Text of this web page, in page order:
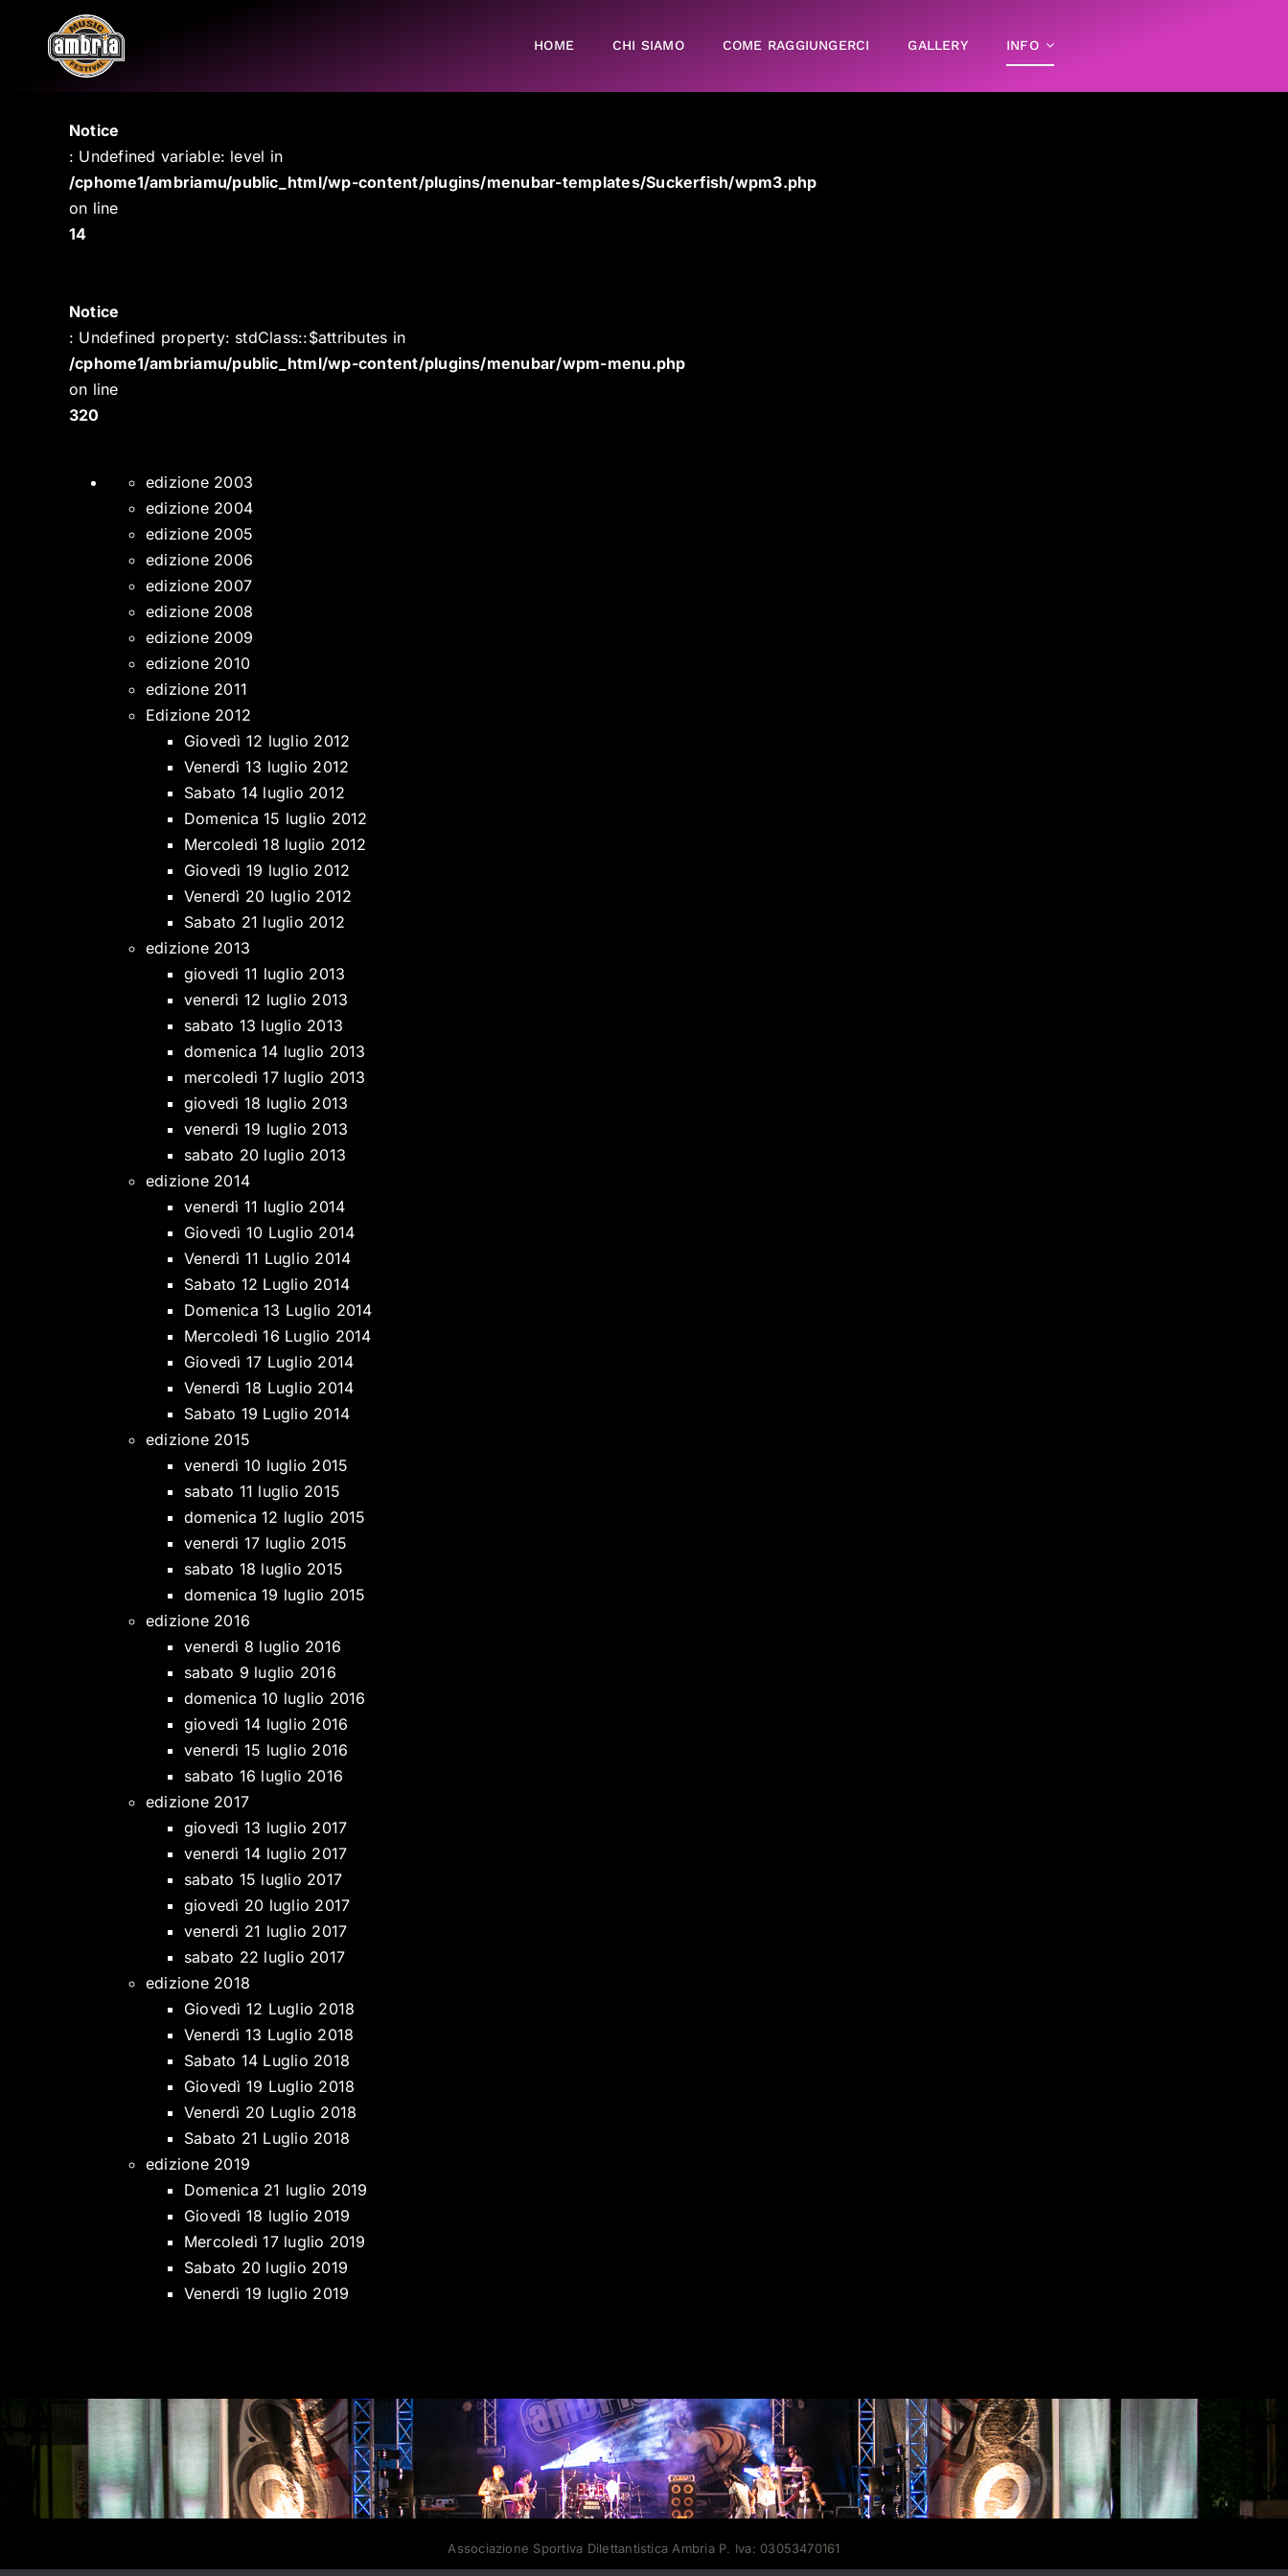
contenuto
HOME CHI SIAMO COME RAGGIUNGERCI GALLERY INFO
Notice
: Undefined variable: level in
/cphome1/ambriamu/public_html/wp-content/plugins/menubar-templates/Suckerfish/wpm3.php
on line
14
Notice
: Undefined property: stdClass::$attributes in
/cphome1/ambriamu/public_html/wp-content/plugins/menubar/wpm-menu.php
on line
320
edizione 2003
edizione 2004
edizione 2005
edizione 2006
edizione 2007
edizione 2008
edizione 2009
edizione 2010
edizione 2011
Edizione 2012
Giovedì 12 luglio 2012
Venerdì 13 luglio 2012
Sabato 14 luglio 2012
Domenica 15 luglio 2012
Mercoledì 18 luglio 2012
Giovedì 19 luglio 2012
Venerdì 20 luglio 2012
Sabato 21 luglio 2012
edizione 2013
giovedì 11 luglio 2013
venerdì 12 luglio 2013
sabato 13 luglio 2013
domenica 14 luglio 2013
mercoledì 17 luglio 2013
giovedì 18 luglio 2013
venerdì 19 luglio 2013
sabato 20 luglio 2013
edizione 2014
venerdì 11 luglio 2014
Giovedì 10 Luglio 2014
Venerdì 11 Luglio 2014
Sabato 12 Luglio 2014
Domenica 13 Luglio 2014
Mercoledì 16 Luglio 2014
Giovedì 17 Luglio 2014
Venerdì 18 Luglio 2014
Sabato 19 Luglio 2014
edizione 2015
venerdì 10 luglio 2015
sabato 11 luglio 2015
domenica 12 luglio 2015
venerdì 17 luglio 2015
sabato 18 luglio 2015
domenica 19 luglio 2015
edizione 2016
venerdì 8 luglio 2016
sabato 9 luglio 2016
domenica 10 luglio 2016
giovedì 14 luglio 2016
venerdì 15 luglio 2016
sabato 16 luglio 2016
edizione 2017
giovedì 13 luglio 2017
venerdì 14 luglio 2017
sabato 15 luglio 2017
giovedì 20 luglio 2017
venerdì 21 luglio 2017
sabato 22 luglio 2017
edizione 2018
Giovedì 12 Luglio 2018
Venerdì 13 Luglio 2018
Sabato 14 Luglio 2018
Giovedì 19 Luglio 2018
Venerdì 20 Luglio 2018
Sabato 21 Luglio 2018
edizione 2019
Domenica 21 luglio 2019
Giovedì 18 luglio 2019
Mercoledì 17 luglio 2019
Sabato 20 luglio 2019
Venerdì 19 luglio 2019
Associazione Sportiva Dilettantistica Ambria P. Iva: 03053470161